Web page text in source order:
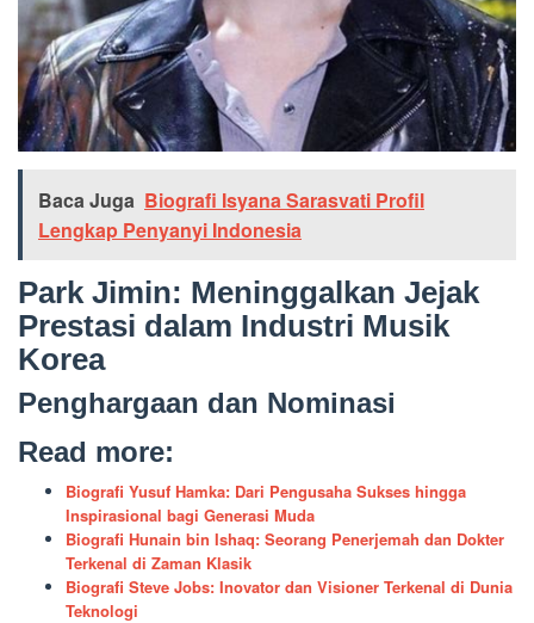
Baca Juga Biografi Isyana Sarasvati Profil
Lengkap Penyanyi Indonesia
Park Jimin: Meninggalkan Jejak
Prestasi dalam Industri Musik
Korea
Penghargaan dan Nominasi
Read more:
Biografi Yusuf Hamka: Dari Pengusaha Sukses hingga
Inspirasional bagi Generasi Muda
Biografi Hunain bin Ishaq: Seorang Penerjemah dan Dokter
Terkenal di Zaman Klasik
Biografi Steve Jobs: Inovator dan Visioner Terkenal di Dunia
Teknologi